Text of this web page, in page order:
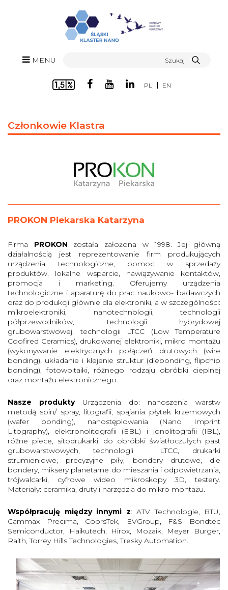
MENU
PL EN
Członkowie Klastra
PROKON Piekarska Katarzyna
Firma PROKON została założona w 1998. Jej główną
działalnością jest reprezentowanie firm produkujących
urządzenia technologiczne, pomoc w sprzedaży
produktów, lokalne wsparcie, nawiązywanie kontaktów,
promocja i marketing. Oferujemy urządzenia
technologiczne i aparaturę do prac naukowo- badawczych
oraz do produkcji głównie dla elektroniki, a w szczególności:
mikroelektroniki, nanotechnologii, technologii
półprzewodników, technologii hybrydowej
grubowarstwowej, technologii LTCC (Low Temperature
Coofired Ceramics), drukowanej elektroniki, mikro montażu
(wykonywanie elektrycznych połączeń drutowych (wire
bonding), układanie i klejenie struktur (diebonding, flipchip
bonding), fotowoltaiki, różnego rodzaju obróbki cieplnej
oraz montażu elektronicznego.
Nasze produkty
Urządzenia do: nanoszenia warstw
metodą spin/ spray, litografii, spajania płytek krzemowych
(wafer bonding), nanostęplowania (Nano Imprint
Litography), elektronolitografii (EBL) i jonolitografii (IBL),
różne piece, sitodrukarki, do obróbki światłoczułych past
grubowarstwowych, technologii LTCC, drukarki
strumieniowe, precyzyjne piły, bondery drutowe, die
bondery, miksery planetarne do mieszania i odpowietrzania,
trójwalcarki, cyfrowe wideo mikroskopy 3D, testery.
Materiały: ceramika, druty i narzędzia do mikro montażu.
Współpracuję między innymi z: ATV Technologie, BTU,
Cammax Precima, CoorsTek, EVGroup, F&S Bondtec
Semiconductor, Haikutech, Hirox, Mozaik, Meyer Burger,
Raith, Torrey Hills Technologies, Tresky Automation.